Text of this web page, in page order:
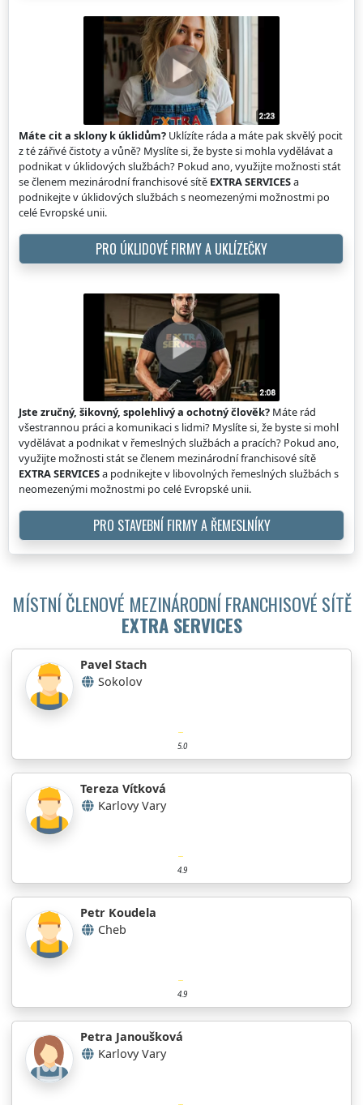
Máte cit a sklony k úklidům? Uklízíte ráda a máte pak skvělý pocit
z té zářivé čistoty a vůně? Myslíte si, že byste si mohla vydělávat a
podnikat v úklidových službách? Pokud ano, využijte možnosti stát
se členem mezinárodní franchisové sítě EXTRA SERVICESa
podnikejte v úklidových službách s neomezenými možnostmi po
celé Evropské unii.
PRO ÚKLIDOVÉ FIRMY A UKLÍZEČKY
Jste zručný, šikovný, spolehlivý a ochotný člověk? Máte rád
všestrannou práci a komunikaci s lidmi? Myslíte si, že byste si mohl
vydělávat a podnikat v řemeslných službách a pracích? Pokud ano,
využijte možnosti stát se členem mezinárodní franchisové sítě
EXTRA SERVICESa podnikejte v libovolných řemeslných službách s
neomezenými možnostmi po celé Evropské unii.
PRO STAVEBNÍ FIRMY A ŘEMESLNÍKY
MÍSTNÍ ČLENOVÉ MEZINÁRODNÍ FRANCHISOVÉ SÍTĚ
EXTRA SERVICES
Pavel Stach
Sokolov
5.0
Tereza Vítková
Karlovy Vary
4.9
Petr Koudela
Cheb
4.9
Petra Janoušková
Karlovy Vary